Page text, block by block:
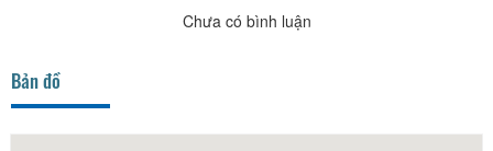
Chưa có bình luận
Bản đồ